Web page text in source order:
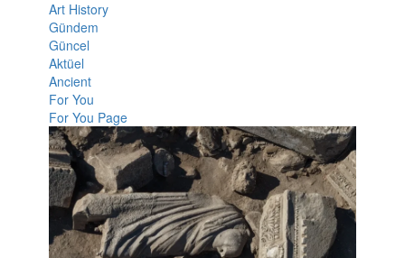
Art History
Gündem
Güncel
Aktüel
Ancient
For You
For You Page